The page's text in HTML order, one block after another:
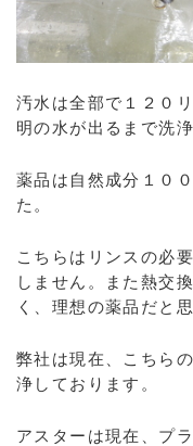
汚水は全部で１２０
明の水が出るまで洗
薬品は自然成分１０
た。
こちらはリンスの必
しません。また熱交
く、理想の薬品だと
弊社は現在、こちら
浄しております。
アスターは現在、プ